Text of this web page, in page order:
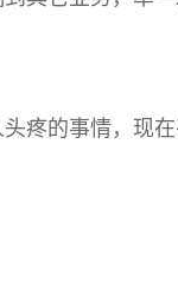
疼的事情，现